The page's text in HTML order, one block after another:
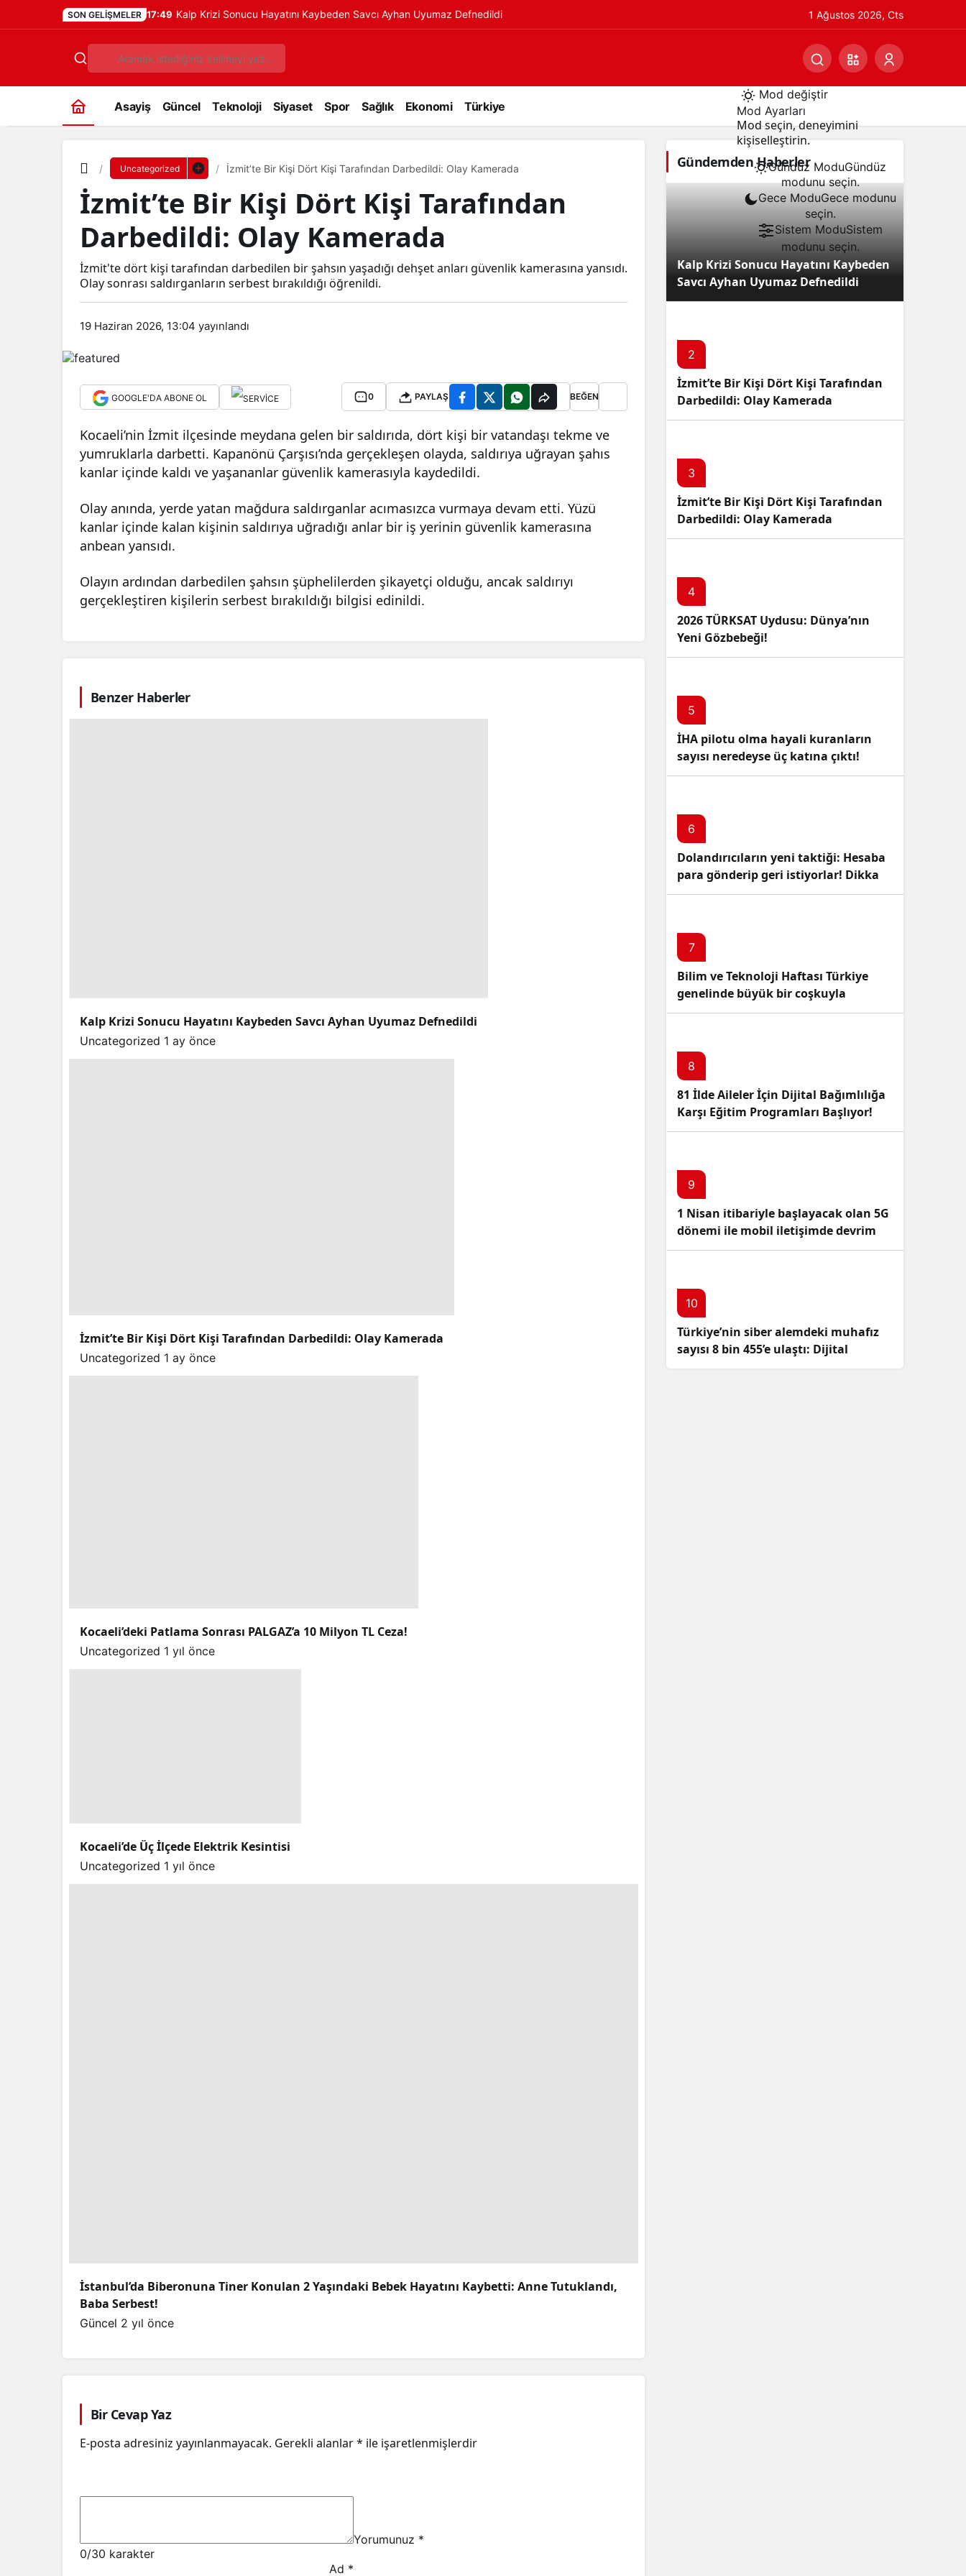
SON GELIŞMELER 17:49 Kalp Krizi Sonucu Hayatını Kaybeden Savcı Ayhan Uyumaz Defnedildi 1 Ağustos 2026, Cts
Asayiş Güncel Teknoloji Siyaset Spor Sağlık Ekonomi Türkiye
Mod değiştir
Mod Ayarları
Mod seçin, deneyimini
kişiselleştirin.
Gündüz ModuGündüz
modunu seçin.
Gece ModuGece modunu
seçin.
Sistem ModuSistem
modunu seçin.
Uncategorized İzmit’te Bir Kişi Dört Kişi Tarafından Darbedildi: Olay Kamerada
İzmit’te Bir Kişi Dört Kişi Tarafından
Darbedildi: Olay Kamerada
İzmit'te dört kişi tarafından darbedilen bir şahsın yaşadığı dehşet anları güvenlik kamerasına yansıdı.
Olay sonrası saldırganların serbest bırakıldığı öğrenildi.
19 Haziran 2026, 13:04 yayınlandı
GOOGLE'DA ABONE OL 0 PAYLAŞ BEĞEN
Kocaeli’nin İzmit ilçesinde meydana gelen bir saldırıda, dört kişi bir vatandaşı tekme ve
yumruklarla darbetti. Kapanönü Çarşısı’nda gerçekleşen olayda, saldırıya uğrayan şahıs
kanlar içinde kaldı ve yaşananlar güvenlik kamerasıyla kaydedildi.
Olay anında, yerde yatan mağdura saldırganlar acımasızca vurmaya devam etti. Yüzü
kanlar içinde kalan kişinin saldırıya uğradığı anlar bir iş yerinin güvenlik kamerasına
anbean yansıdı.
Olayın ardından darbedilen şahsın şüphelilerden şikayetçi olduğu, ancak saldırıyı
gerçekleştiren kişilerin serbest bırakıldığı bilgisi edinildi.
Benzer Haberler
Kalp Krizi Sonucu Hayatını Kaybeden Savcı Ayhan Uyumaz Defnedildi
Uncategorized 1 ay önce
İzmit’te Bir Kişi Dört Kişi Tarafından Darbedildi: Olay Kamerada
Uncategorized 1 ay önce
Kocaeli’deki Patlama Sonrası PALGAZ’a 10 Milyon TL Ceza!
Uncategorized 1 yıl önce
Kocaeli’de Üç İlçede Elektrik Kesintisi
Uncategorized 1 yıl önce
İstanbul’da Biberonuna Tiner Konulan 2 Yaşındaki Bebek Hayatını Kaybetti: Anne Tutuklandı,
Baba Serbest!
Güncel 2 yıl önce
Bir Cevap Yaz
E-posta adresiniz yayınlanmayacak. Gerekli alanlar* ile işaretlenmişlerdir
Yorumunuz *
0/30 karakter
Ad *
Gündemden Haberler
Kalp Krizi Sonucu Hayatını Kaybeden
Savcı Ayhan Uyumaz Defnedildi
2
İzmit’te Bir Kişi Dört Kişi Tarafından
Darbedildi: Olay Kamerada
3
İzmit’te Bir Kişi Dört Kişi Tarafından
Darbedildi: Olay Kamerada
4
2026 TÜRKSAT Uydusu: Dünya’nın
Yeni Gözbebeği!
5
İHA pilotu olma hayali kuranların
sayısı neredeyse üç katına çıktı!
6
Dolandırıcıların yeni taktiği: Hesaba
para gönderip geri istiyorlar! Dikkat
Edin!
7
Bilim ve Teknoloji Haftası Türkiye
genelinde büyük bir coşkuyla
kutlandı: İşte Etkinlikler ve
8
81 İlde Aileler İçin Dijital Bağımlılığa
Karşı Eğitim Programları Başlıyor!
9
1 Nisan itibariyle başlayacak olan 5G
dönemi ile mobil iletişimde devrim
başlıyor!
10
Türkiye’nin siber alemdeki muhafız
sayısı 8 bin 455’e ulaştı: Dijital